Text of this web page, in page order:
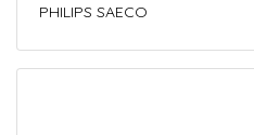
PHILIPS SAECO